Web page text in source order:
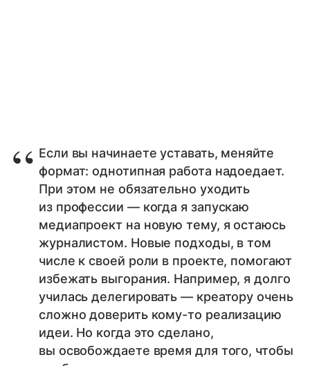
Если вы начинаете уставать, меняйте
формат: однотипная работа надоедает.
При этом не обязательно уходить
из профессии — когда я запускаю
медиапроект на новую тему, я остаюсь
журналистом. Новые подходы, в том
числе к своей роли в проекте, помогают
избежать выгорания. Например, я долго
училась делегировать — креатору очень
сложно доверить кому-то реализацию
идеи. Но когда это сделано,
вы освобождаете время для того, чтобы